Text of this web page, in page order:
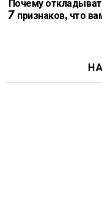
Почему
7 признаков, что